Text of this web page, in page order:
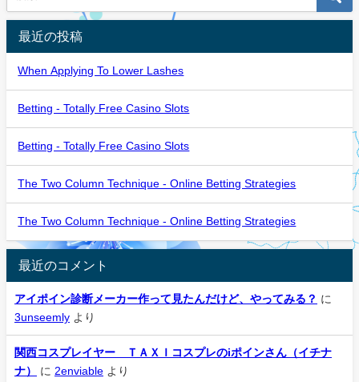
最近の投稿
When Applying To Lower Lashes
Betting - Totally Free Casino Slots
Betting - Totally Free Casino Slots
The Two Column Technique - Online Betting Strategies
The Two Column Technique - Online Betting Strategies
最近のコメント
アイポイン診断メーカー作って見たんだけど、やってみる？ に
3unseemly より
関西コスプレイヤー ＴＡＸＩコスプレのiポインさん（イチナ
ナ）
に 2enviable より